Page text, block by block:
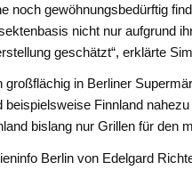
noch gewöhnungsbedürftig
nicht nur aufgrund
geschätzt“, erklärte
großflächig in Berliner
beispielsweise Finnland
bislang nur Grillen für den
Berlin von Edelgard